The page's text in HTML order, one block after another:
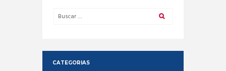
CATEGORIAS